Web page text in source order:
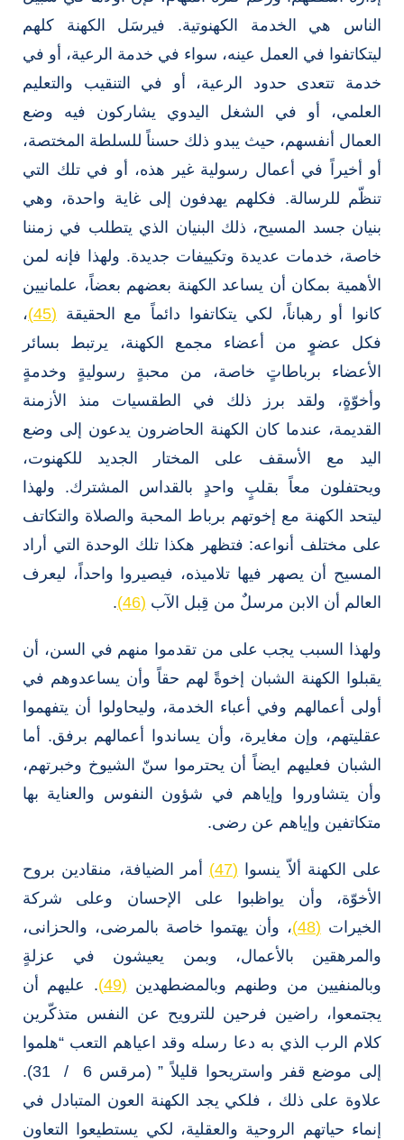
الناس هي الخدمة الكهنوتية. فيرسَل الكهنة كلهم
ليتكاتفوا في العمل عينه، سواء في خدمة الرعية، أو في
خدمة تتعدى حدود الرعية، أو في التنقيب والتعليم
العلمي، أو في الشغل اليدوي يشاركون فيه وضع
العمال أنفسهم، حيث يبدو ذلك حسناً للسلطة المختصة،
أو أخيراً في أعمال رسولية غير هذه، أو في تلك التي
تنظّم للرسالة. فكلهم يهدفون إلى غاية واحدة، وهي
بنيان جسد المسيح، ذلك البنيان الذي يتطلب في زمننا
خاصة، خدمات عديدة وتكييفات جديدة. ولهذا فإنه لمن
الأهمية بمكان أن يساعد الكهنة بعضهم بعضاً، علمانيين
كانوا أو رهباناً، لكي يتكاتفوا دائماً مع الحقيقة (45)
،
فكل عضوٍ من أعضاء مجمع الكهنة، يرتبط بسائر
الأعضاء برباطاتٍ خاصة، من محبةٍ رسوليةٍ وخدمةٍ
وأخوّةٍ، ولقد برز ذلك في الطقسيات منذ الأزمنة
القديمة، عندما كان الكهنة الحاضرون يدعون إلى وضع
اليد مع الأسقف على المختار الجديد للكهنوت،
ويحتفلون معاً بقلبٍ واحدٍ بالقداس المشترك. ولهذا
ليتحد الكهنة مع إخوتهم برباط المحبة والصلاة والتكاتف
على مختلف أنواعه: فتظهر هكذا تلك الوحدة التي أراد
المسيح أن يصهر فيها تلاميذه، فيصيروا واحداً، ليعرف
العالم أن الابن مرسلٌ من قِبل الآب (46)
.
ولهذا السبب يجب على من تقدموا منهم في السن، أن
يقبلوا الكهنة الشبان إخوةً لهم حقاً وأن يساعدوهم في
أولى أعمالهم وفي أعباء الخدمة، وليحاولوا أن يتفهموا
عقليتهم، وإن مغايرة، وأن يساندوا أعمالهم برفق. أما
الشبان فعليهم ايضاً أن يحترموا سنّ الشيوخ وخبرتهم،
وأن يتشاوروا وإياهم في شؤون النفوس والعناية بها
متكاتفين وإياهم عن رضى.
على الكهنة ألاّ ينسوا (47)
أمر الضيافة، منقادين بروح
الأخوّة، وأن يواظبوا على الإحسان وعلى شركة
الخيرات (48)
، وأن يهتموا خاصة بالمرضى، والحزانى،
والمرهقين بالأعمال، وبمن يعيشون في عزلةٍ
وبالمنفيين من وطنهم وبالمضطهدين (49)
. عليهم أن
يجتمعوا، راضين فرحين للترويح عن النفس متذكّرين
كلام الرب الذي به دعا رسله وقد اعياهم التعب “هلموا
إلى موضع قفر واستريحوا قليلاً ” (مرقس 6 / 31).
علاوة على ذلك ، فلكي يجد الكهنة العون المتبادل في
إنماء حياتهم الروحية والعقلية، لكي يستطيعوا التعاون